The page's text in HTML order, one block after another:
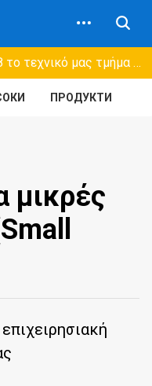
Από 3/8 έως 21/8 τo τεχνικό μας τμήμα θα εξυπηρετεί μόνο συμβόλαια συντήρησης και όχι νέες παραλαβές →
ПРОДУКТИ
μικρές